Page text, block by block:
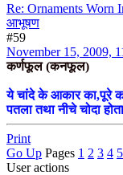
Re: Ornaments Worn
आभूषण
#59
November 15, 2009,
कर्णफूल (कनफूल)
ये चांदे के आकार का,पूरे
पतला तथा नीचे चोदा
Print
Go Up Pages 1 2 3 4 5
User actions